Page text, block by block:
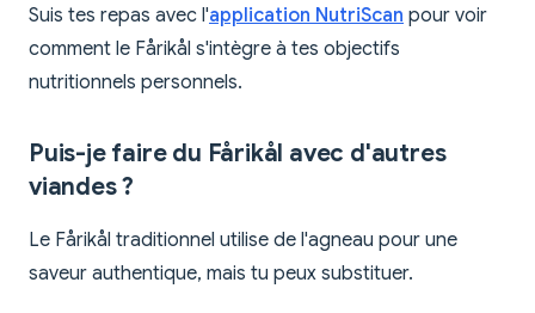
Suis tes repas avec l'application NutriScan pour voir
comment le Fårikål s'intègre à tes objectifs
nutritionnels personnels.
Puis-je faire du Fårikål avec d'autres
viandes ?
Le Fårikål traditionnel utilise de l'agneau pour une
saveur authentique, mais tu peux substituer.